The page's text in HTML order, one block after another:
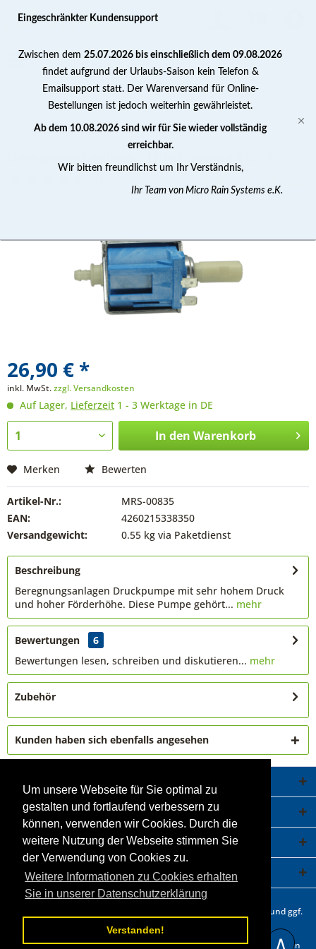
Um unsere Webseite für Sie optimal zu
gestalten und fortlaufend verbessern zu
können, verwenden wir Cookies. Durch die
weitere Nutzung der Webseite stimmen Sie
der Verwendung von Cookies zu.
Weitere Informationen zu Cookies erhalten
Sie in unserer Datenschutzerklärung
Verstanden!
Schwingkolbenpumpen
26,90 € *
inkl. MwSt.zzgl. Versandkosten
Auf Lager, Lieferzeit 1 - 3 Werktage in DE
In den Warenkorb
Merken Bewerten
Artikel-Nr.:
MRS-00835
EAN:
4260215338350
Versandgewicht:
0.55 kg via Paketdienst
Beschreibung
Beregnungsanlagen Druckpumpe mit sehr hohem Druck
und hoher Förderhöhe. Diese Pumpe gehört... mehr
Bewertungen
6
Bewertungen lesen, schreiben und diskutieren... mehr
Zubehör
Kunden haben sich ebenfalls angesehen
Service Hotline
Shop Service
Informationen
Newsletter
und ggf.
Nachnahmegebühren, wenn nicht anders beschrieben.
Statt- und durchgestrichene Preisangaben beziehen sich auf unseren
∧
Eingeschränkter Kundensupport
Zwischen dem 25.07.2026 bis einschließlich dem 09.08.2026
findet aufgrund der Urlaubs-Saison kein Telefon &
Emailsupport statt. Der Warenversand für Online-
Bestellungen ist jedoch weiterhin gewährleistet.
Ab dem 10.08.2026 sind wir für Sie wieder vollständig
erreichbar.
Wir bitten freundlichst um Ihr Verständnis,
Ihr Team von Micro Rain Systems e.K.